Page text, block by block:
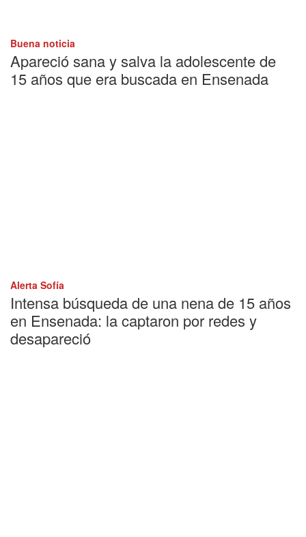
Buena noticia
Apareció sana y salva la adolescente de
15 años que era buscada en Ensenada
Alerta Sofía
Intensa búsqueda de una nena de 15 años
en Ensenada: la captaron por redes y
desapareció